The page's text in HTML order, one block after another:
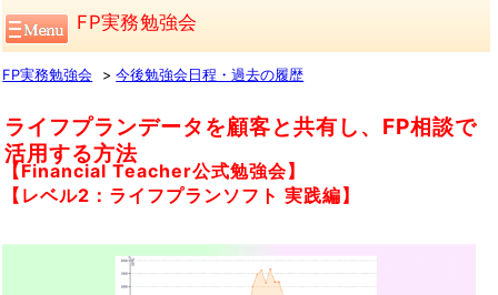
FP実務勉強会
FP実務勉強会 今後勉強会日程・過去の履歴
ライフプランデータを顧客と共有し、FP相談で
活用する方法
【Financial Teacher公式勉強会】
【レベル2：ライフプランソフト 実践編】